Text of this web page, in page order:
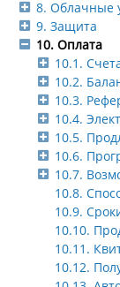
8. Облачные
9. Защита
10. Оплата
10.1.
10.2.
10.3.
10.4.
10.5.
10.6.
10.7.
10.8.
10.9.
10.10.
10.11.
10.12.